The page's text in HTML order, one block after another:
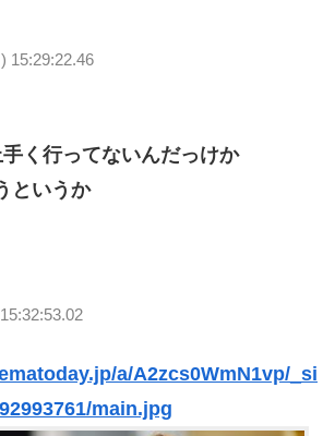
15:29:22.46
く行ってないんだっけか
というか
a/A2zcs0WmN1vp/_si
main.jpg